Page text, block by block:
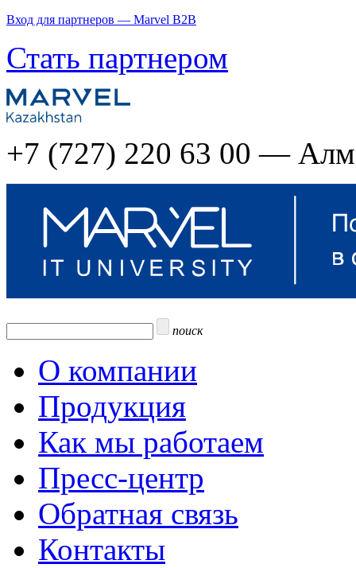
Вход для партнеров — Marvel B2B
Стать партнером
+7 (727) 220 63 00 —
поиск
О компании
Продукция
Как мы работаем
Пресс-центр
Обратная связь
Контакты